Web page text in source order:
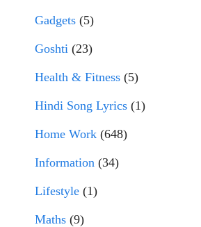
Gadgets (5)
Goshti (23)
Health & Fitness (5)
Hindi Song Lyrics (1)
Home Work (648)
Information (34)
Lifestyle (1)
Maths (9)